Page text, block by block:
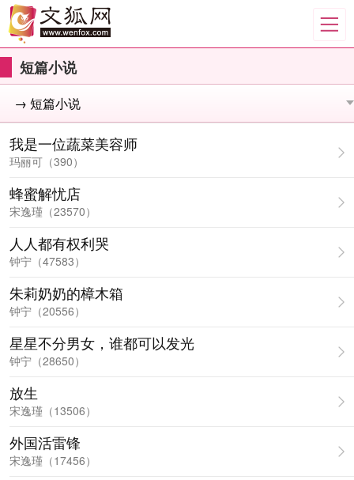
短篇小说
我是一位蔬菜美容师
玛丽可（390）
蜂蜜解忧店
宋逸瑾（23570）
人人都有权利哭
钟宁（47583）
朱莉奶奶的樟木箱
钟宁（20556）
星星不分男女，谁都可以发光
钟宁（28650）
放生
宋逸瑾（13506）
外国活雷锋
宋逸瑾（17456）